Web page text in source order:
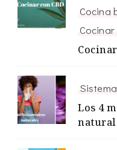
Cocina
Cocinar
Los 4